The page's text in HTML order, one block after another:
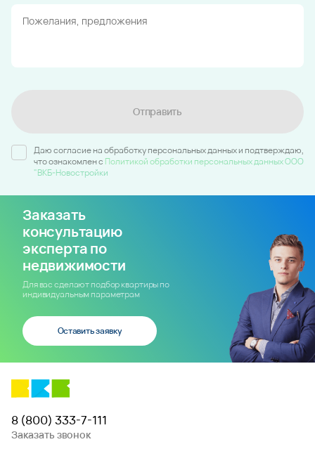
Отправить
Даю согласие на обработку персональных данных и подтверждаю,
что ознакомлен c Политикой обработки персональных данных ООО
"ВКБ-Новостройки
Заказать
консультацию
эксперта по
недвижимости
Для вас сделают подбор квартиры по
индивидуальным параметрам
Оставить заявку
8 (800) 333-7-111
Заказать звонок